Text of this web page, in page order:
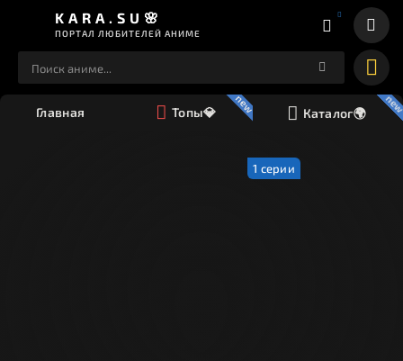
KARA.SU🌸
ПОРТАЛ ЛЮБИТЕЛЕЙ АНИМЕ
Главная Топы💎 Каталог🌍
1 серии